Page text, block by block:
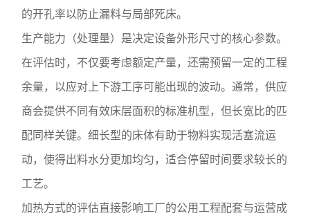
的开孔率以防止漏料与局部死床。
生产能力（处理量）是决定设备外形尺寸的核心参数。
在评估时，不仅要考虑额定产量，还需预留一定的工程
余量，以应对上下游工序可能出现的波动。通常，供应
商会提供不同有效床层面积的标准机型，但长宽比的匹
配同样关键。细长型的床体有助于物料实现活塞流运
动，使得出料水分更加均匀，适合停留时间要求较长的
工艺。
加热方式的评估直接影响工厂的公用工程配套与运营成